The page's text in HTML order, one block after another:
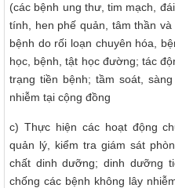
(các bệnh ung thư, tim mạch,
tính, hen phế quản, tâm thần và
bệnh do rối loạn chuyên hóa,
học, bệnh, tật học đường; tác
trạng tiền bệnh; tầm soát,
nhiễm tại cộng đồng
c) Thực hiện các hoạt động
quản lý, kiểm tra giám sát
chất dinh dưỡng; dinh dưỡng
chống các bệnh không lây